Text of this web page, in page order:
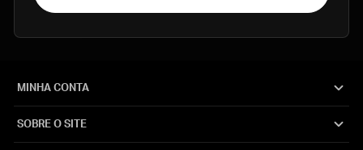
MINHA CONTA
SOBRE O SITE